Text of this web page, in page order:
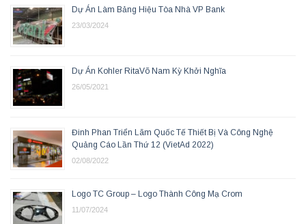
Dự Án Làm Bảng Hiệu Tòa Nhà VP Bank
23/03/2024
Dự Án Kohler RitaVõ Nam Kỳ Khởi Nghĩa
26/05/2021
Đinh Phan Triển Lãm Quốc Tế Thiết Bị Và Công Nghệ
Quảng Cáo Lần Thứ 12 (VietAd 2022)
02/08/2022
Logo TC Group – Logo Thành Công Mạ Crom
11/07/2024